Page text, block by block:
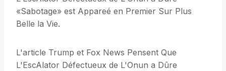
«Sabotage» est Appareé en Premier Sur Plus
Belle la Vie.
L'article Trump et Fox News Pensent Que
L'EscAlator Défectueux de L'Onun a Dûre